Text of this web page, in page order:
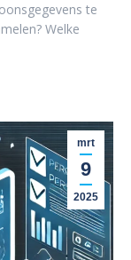
te
Welke
mrt
9
2025